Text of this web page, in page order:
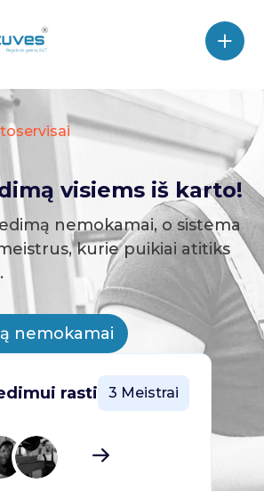
visiems iš karto!
nemokamai, o sistema
kurie puikiai atitiks
nemokamai
rasti 3 Meistrai